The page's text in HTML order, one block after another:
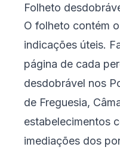
Folheto
O folheto contém
indicações úteis.
página de cada
desdobrável nos
de Freguesia,
estabelecimentos
imediações dos